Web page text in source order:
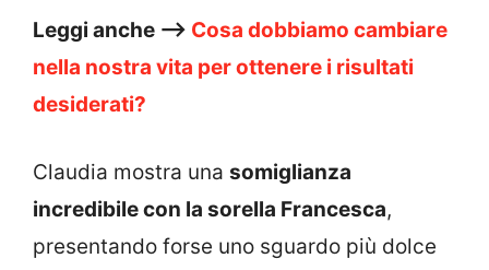
Leggi anche –> Cosa dobbiamo cambiare
nella nostra vita per ottenere i risultati
desiderati?
Claudia mostra una somiglianza
incredibile con la sorella Francesca,
presentando forse uno sguardo più dolce